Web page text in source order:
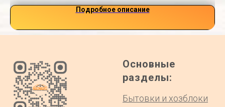
Подробное описание
Основные
разделы:
Бытовки и хозблоки